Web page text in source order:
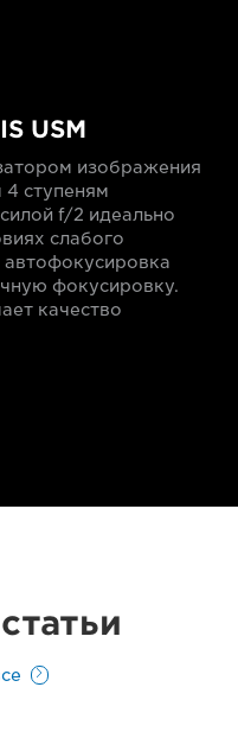
USM
изображения
ступеням
f/2 идеально
слабого
автофокусировка
фокусировку.
качество